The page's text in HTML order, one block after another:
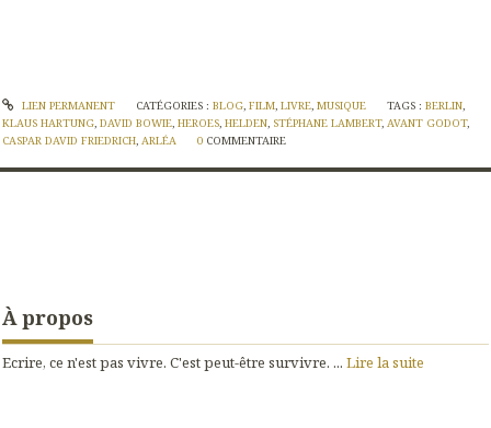
LIEN PERMANENT CATÉGORIES : BLOG, FILM, LIVRE, MUSIQUE TAGS :BERLIN,
KLAUS HARTUNG, DAVID BOWIE, HEROES, HELDEN, STÉPHANE LAMBERT, AVANT GODOT,
CASPAR DAVID FRIEDRICH, ARLÉA 0 COMMENTAIRE
À propos
Ecrire, ce n'est pas vivre. C'est peut-être survivre. ... Lire la suite